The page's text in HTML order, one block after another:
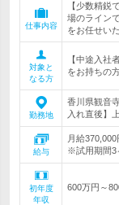
仕事内容
【少数精鋭
場のライン
をお任せい
対象と
なる方
【中途入
をお持ちの
勤務地
香川県観音
入れ直後】
給与
月給
※試用期間3
初年度
年収
600万円～